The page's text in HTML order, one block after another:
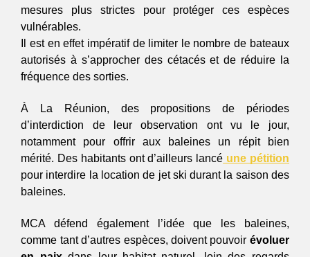
mesures plus strictes pour protéger ces espèces
vulnérables.
Il est en effet impératif de limiter le nombre de bateaux
autorisés à s’approcher des cétacés et de réduire la
fréquence des sorties.
À La Réunion, des propositions de périodes
d’interdiction de leur observation ont vu le jour,
notamment pour offrir aux baleines un répit bien
mérité. Des habitants ont d’ailleurs lancé une pétition
pour interdire la location de jet ski durant la saison des
baleines.
MCA défend également l’idée que les baleines,
comme tant d’autres espèces, doivent pouvoir évoluer